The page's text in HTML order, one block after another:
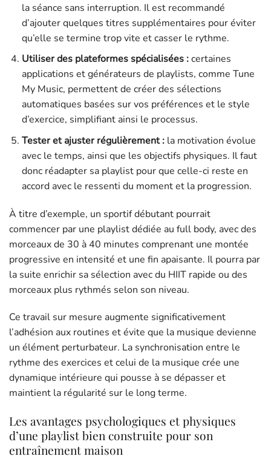
la séance sans interruption. Il est recommandé
d’ajouter quelques titres supplémentaires pour éviter
qu’elle se termine trop vite et casser le rythme.
Utiliser des plateformes spécialisées :certaines
applications et générateurs de playlists, comme Tune
My Music, permettent de créer des sélections
automatiques basées sur vos préférences et le style
d’exercice, simplifiant ainsi le processus.
Tester et ajuster régulièrement :la motivation évolue
avec le temps, ainsi que les objectifs physiques. Il faut
donc réadapter sa playlist pour que celle-ci reste en
accord avec le ressenti du moment et la progression.
À titre d’exemple, un sportif débutant pourrait
commencer par une playlist dédiée au full body, avec des
morceaux de 30 à 40 minutes comprenant une montée
progressive en intensité et une fin apaisante. Il pourra par
la suite enrichir sa sélection avec du HIIT rapide ou des
morceaux plus rythmés selon son niveau.
Ce travail sur mesure augmente significativement
l’adhésion aux routines et évite que la musique devienne
un élément perturbateur. La synchronisation entre le
rythme des exercices et celui de la musique crée une
dynamique intérieure qui pousse à se dépasser et
maintient la régularité sur le long terme.
Les avantages psychologiques et physiques
d’une playlist bien construite pour son
entraînement maison